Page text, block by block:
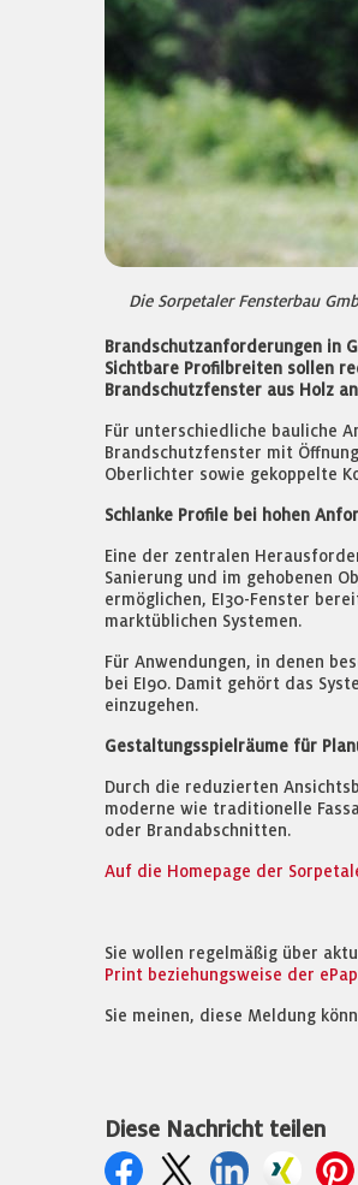
Die Sorpetaler Fensterbau
Brandschutzanforderungen in
Sichtbare Profilbreiten sollen
Brandschutzfenster aus Holz
Für unterschiedliche bauliche
Brandschutzfenster mit
Oberlichter sowie gekoppelte
Schlanke Profile bei hohen
Eine der zentralen
Sanierung und im gehobenen
ermöglichen, EI30-Fenster
marktüblichen Systemen.
Für Anwendungen, in denen
bei EI90. Damit gehört das
einzugehen.
Gestaltungsspielräume für
Durch die reduzierten
moderne wie traditionelle
oder Brandabschnitten.
Auf die Homepage der
Sie wollen regelmäßig über
Print beziehungsweise der
Sie meinen, diese Meldung
Diese Nachricht teilen